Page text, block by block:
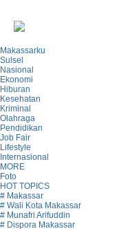
Makassarku
Sulsel
Nasional
Ekonomi
Hiburan
Kesehatan
Kriminal
Olahraga
Pendidikan
Job Fair
Lifestyle
Internasional
MORE
Foto
HOT TOPICS
# Makassar
# Wali Kota Makassar
# Munafri Arifuddin
# Dispora Makassar